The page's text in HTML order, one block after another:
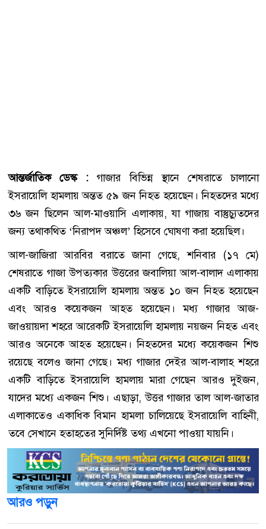
আন্তর্জাতিক ডেস্ক : গাজার বিভিন্ন স্থানে শেষরাতে চালানো
ইসরায়েলি হামলায় অন্তত ৫৯ জন নিহত হয়েছেন। নিহতদের মধ্যে
৩৬ জন ছিলেন আল-মাওয়াসি এলাকায়, যা গাজায় বাস্তুচ্যুতদের
জন্য তথাকথিত ‘নিরাপদ অঞ্চল’ হিসেবে ঘোষণা করা হয়েছিল।
আল-জাজিরা আরবির বরাতে জানা গেছে, শনিবার (১৭ মে)
শেষরাতে গাজা উপত্যকার উত্তরের জবালিয়া আল-বালাদ এলাকায়
একটি বাড়িতে ইসরায়েলি হামলায় অন্তত ১০ জন নিহত হয়েছেন
এবং আরও কয়েকজন আহত হয়েছেন। মধ্য গাজার আজ-
জাওয়ায়দা শহরে আরেকটি ইসরায়েলি হামলায় নয়জন নিহত এবং
আরও অনেকে আহত হয়েছেন। নিহতদের মধ্যে কয়েকজন শিশু
রয়েছে বলেও জানা গেছে। মধ্য গাজার দেইর আল-বালাহ শহরে
একটি বাড়িতে ইসরায়েলি হামলায় মারা গেছেন আরও দুইজন,
যাদের মধ্যে একজন শিশু। এছাড়া, উত্তর গাজার তাল আল-জাতার
এলাকাতেও একাধিক বিমান হামলা চালিয়েছে ইসরায়েলি বাহিনী,
তবে সেখানে হতাহতের সুনির্দিষ্ট তথ্য এখনো পাওয়া যায়নি।
আরও পড়ুন